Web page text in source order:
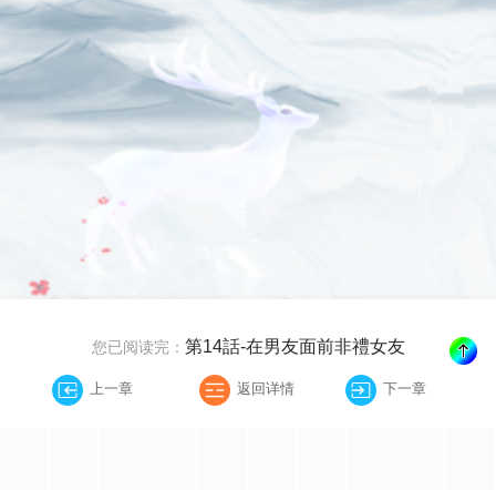
您已阅读完： 第14話-在男友面前非禮女友
上一章 返回详情 下一章